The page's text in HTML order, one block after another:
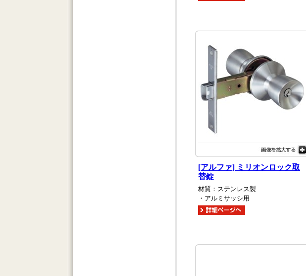
[アルファ] ミリオンロック取
替錠
材質：ステンレス製
・アルミサッシ用